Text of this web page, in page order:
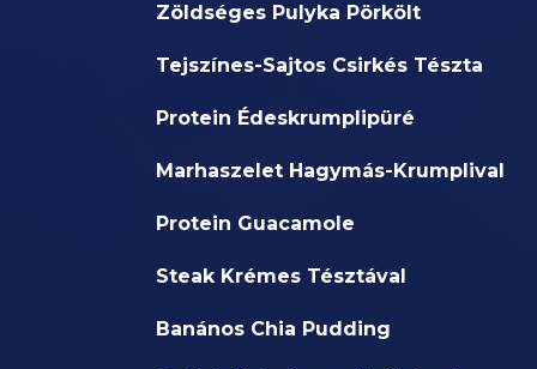
Zöldséges Pulyka Pörkölt
Tejszínes-Sajtos Csirkés Tészta
Protein Édeskrumplipüré
Marhaszelet Hagymás-Krumplival
Protein Guacamole
Steak Krémes Tésztával
Banános Chia Pudding